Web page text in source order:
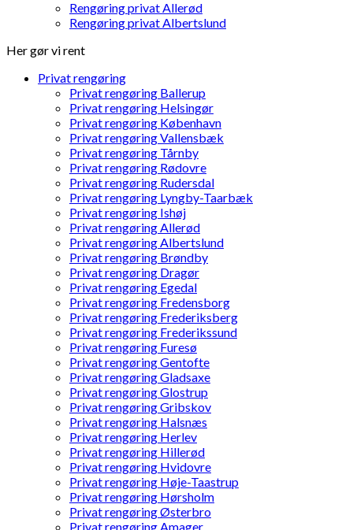
Rengøring privat Allerød
Rengøring privat Albertslund
Her gør vi rent
Privat rengøring
Privat rengøring Ballerup
Privat rengøring Helsingør
Privat rengøring København
Privat rengøring Vallensbæk
Privat rengøring Tårnby
Privat rengøring Rødovre
Privat rengøring Rudersdal
Privat rengøring Lyngby-Taarbæk
Privat rengøring Ishøj
Privat rengøring Allerød
Privat rengøring Albertslund
Privat rengøring Brøndby
Privat rengøring Dragør
Privat rengøring Egedal
Privat rengøring Fredensborg
Privat rengøring Frederiksberg
Privat rengøring Frederikssund
Privat rengøring Furesø
Privat rengøring Gentofte
Privat rengøring Gladsaxe
Privat rengøring Glostrup
Privat rengøring Gribskov
Privat rengøring Halsnæs
Privat rengøring Herlev
Privat rengøring Hillerød
Privat rengøring Hvidovre
Privat rengøring Høje-Taastrup
Privat rengøring Hørsholm
Privat rengøring Østerbro
Privat rengøring Amager